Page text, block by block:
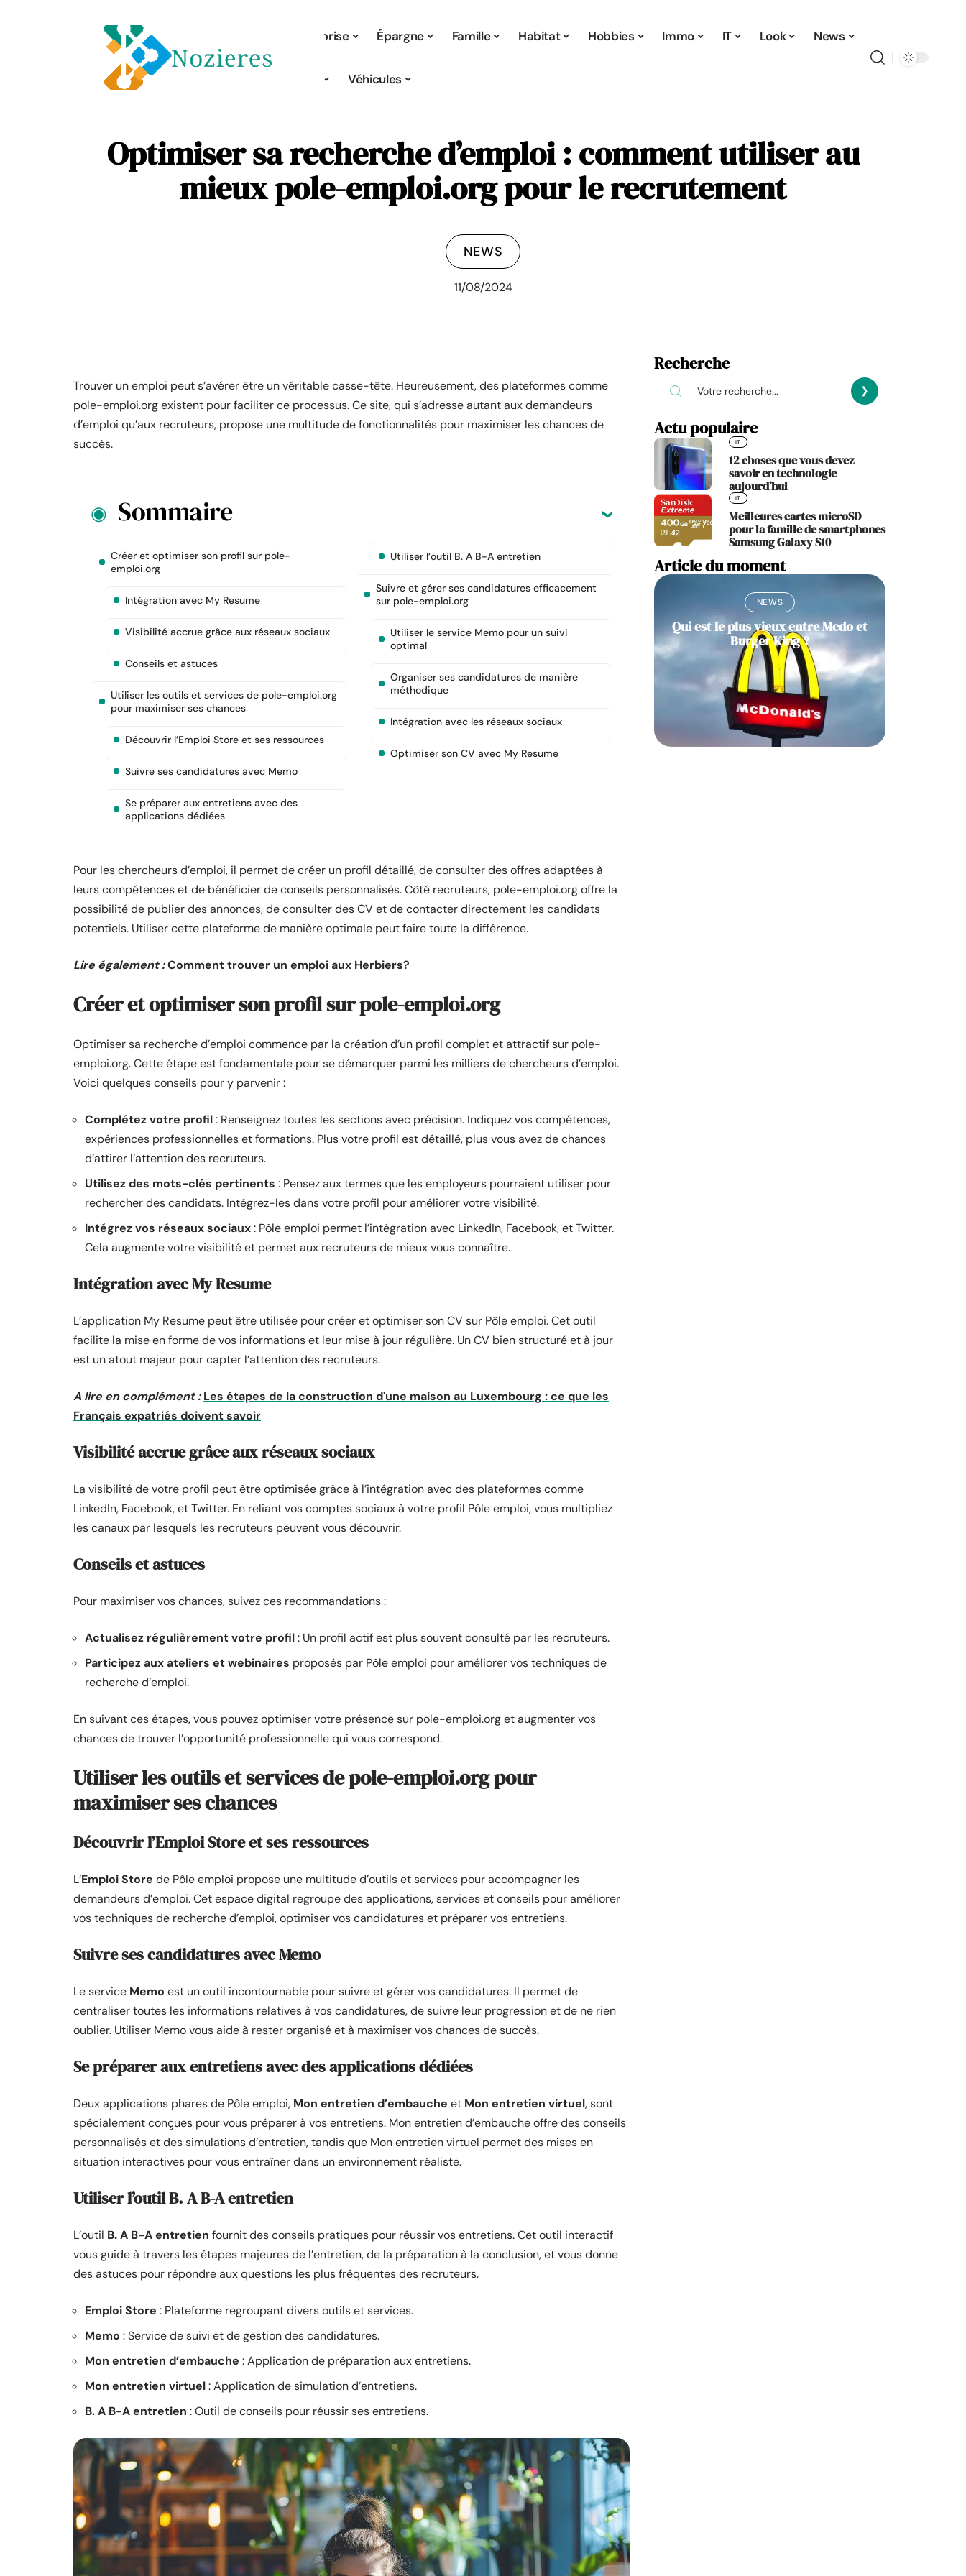
Entreprise Épargne Famille Habitat Hobbies Immo IT Look News
Véhicules
Optimiser sa recherche d’emploi : comment utiliser au
mieux pole-emploi.org pour le recrutement
NEWS
11/08/2024
Trouver un emploi peut s’avérer être un véritable casse-tête. Heureusement, des plateformes comme
pole-emploi.org existent pour faciliter ce processus. Ce site, qui s’adresse autant aux demandeurs
d’emploi qu’aux recruteurs, propose une multitude de fonctionnalités pour maximiser les chances de
succès.
Sommaire
Créer et optimiser son profil sur pole-
emploi.org
Intégration avec My Resume
Visibilité accrue grâce aux réseaux sociaux
Conseils et astuces
Utiliser les outils et services de pole-emploi.org
pour maximiser ses chances
Découvrir l’Emploi Store et ses ressources
Suivre ses candidatures avec Memo
Se préparer aux entretiens avec des
applications dédiées
Utiliser l’outil B. A B-A entretien
Suivre et gérer ses candidatures efficacement
sur pole-emploi.org
Utiliser le service Memo pour un suivi
optimal
Organiser ses candidatures de manière
méthodique
Intégration avec les réseaux sociaux
Optimiser son CV avec My Resume
Pour les chercheurs d’emploi, il permet de créer un profil détaillé, de consulter des offres adaptées à
leurs compétences et de bénéficier de conseils personnalisés. Côté recruteurs, pole-emploi.org offre la
possibilité de publier des annonces, de consulter des CV et de contacter directement les candidats
potentiels. Utiliser cette plateforme de manière optimale peut faire toute la différence.
Lire également :Comment trouver un emploi aux Herbiers?
Créer et optimiser son profil sur pole-emploi.org
Optimiser sa recherche d’emploi commence par la création d’un profil complet et attractif sur pole-
emploi.org. Cette étape est fondamentale pour se démarquer parmi les milliers de chercheurs d’emploi.
Voici quelques conseils pour y parvenir :
Complétez votre profil: Renseignez toutes les sections avec précision. Indiquez vos compétences,
expériences professionnelles et formations. Plus votre profil est détaillé, plus vous avez de chances
d’attirer l’attention des recruteurs.
Utilisez des mots-clés pertinents : Pensez aux termes que les employeurs pourraient utiliser pour
rechercher des candidats. Intégrez-les dans votre profil pour améliorer votre visibilité.
Intégrez vos réseaux sociaux: Pôle emploi permet l’intégration avec LinkedIn, Facebook, et Twitter.
Cela augmente votre visibilité et permet aux recruteurs de mieux vous connaître.
Intégration avec My Resume
L’application My Resume peut être utilisée pour créer et optimiser son CV sur Pôle emploi. Cet outil
facilite la mise en forme de vos informations et leur mise à jour régulière. Un CV bien structuré et à jour
est un atout majeur pour capter l’attention des recruteurs.
A lire en complément : Les étapes de la construction d'une maison au Luxembourg : ce que les
Français expatriés doivent savoir
Visibilité accrue grâce aux réseaux sociaux
La visibilité de votre profil peut être optimisée grâce à l’intégration avec des plateformes comme
LinkedIn, Facebook, et Twitter. En reliant vos comptes sociaux à votre profil Pôle emploi, vous multipliez
les canaux par lesquels les recruteurs peuvent vous découvrir.
Conseils et astuces
Pour maximiser vos chances, suivez ces recommandations :
Actualisez régulièrement votre profil: Un profil actif est plus souvent consulté par les recruteurs.
Participez aux ateliers et webinaires proposés par Pôle emploi pour améliorer vos techniques de
recherche d’emploi.
En suivant ces étapes, vous pouvez optimiser votre présence sur pole-emploi.org et augmenter vos
chances de trouver l’opportunité professionnelle qui vous correspond.
Utiliser les outils et services de pole-emploi.org pour
maximiser ses chances
Découvrir l’Emploi Store et ses ressources
L’Emploi Store de Pôle emploi propose une multitude d’outils et services pour accompagner les
demandeurs d’emploi. Cet espace digital regroupe des applications, services et conseils pour améliorer
vos techniques de recherche d’emploi, optimiser vos candidatures et préparer vos entretiens.
Suivre ses candidatures avec Memo
Le service Memo est un outil incontournable pour suivre et gérer vos candidatures. Il permet de
centraliser toutes les informations relatives à vos candidatures, de suivre leur progression et de ne rien
oublier. Utiliser Memo vous aide à rester organisé et à maximiser vos chances de succès.
Se préparer aux entretiens avec des applications dédiées
Deux applications phares de Pôle emploi, Mon entretien d’embauche et Mon entretien virtuel, sont
spécialement conçues pour vous préparer à vos entretiens. Mon entretien d’embauche offre des conseils
personnalisés et des simulations d’entretien, tandis que Mon entretien virtuel permet des mises en
situation interactives pour vous entraîner dans un environnement réaliste.
Utiliser l’outil B. A B-A entretien
L’outil B. A B-A entretien fournit des conseils pratiques pour réussir vos entretiens. Cet outil interactif
vous guide à travers les étapes majeures de l’entretien, de la préparation à la conclusion, et vous donne
des astuces pour répondre aux questions les plus fréquentes des recruteurs.
Emploi Store : Plateforme regroupant divers outils et services.
Memo : Service de suivi et de gestion des candidatures.
Mon entretien d’embauche : Application de préparation aux entretiens.
Mon entretien virtuel: Application de simulation d’entretiens.
B. A B-A entretien : Outil de conseils pour réussir ses entretiens.
Recherche
Actu populaire
IT
12 choses que vous devez
savoir en technologie
aujourd’hui
IT
Meilleures cartes microSD
pour la famille de smartphones
Samsung Galaxy S10
Article du moment
NEWS
Qui est le plus vieux entre Mcdo et
Burger King ?